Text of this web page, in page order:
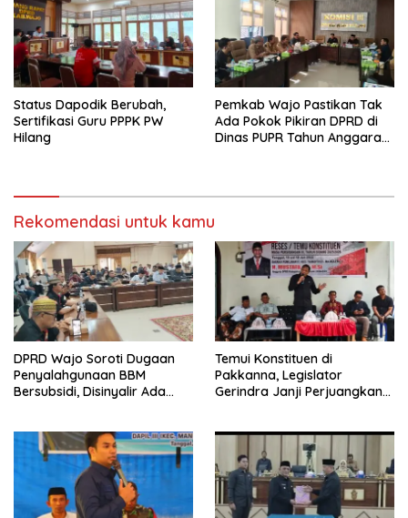
Status Dapodik Berubah,
Sertifikasi Guru PPPK PW
Hilang
Pemkab Wajo Pastikan Tak
Ada Pokok Pikiran DPRD di
Dinas PUPR Tahun Anggaran
Rekomendasi untuk kamu
DPRD Wajo Soroti Dugaan
Penyalahgunaan BBM
Bersubsidi, Disinyalir Ada
Temui Konstituen di
Pakkanna, Legislator
Gerindra Janji Perjuangkan